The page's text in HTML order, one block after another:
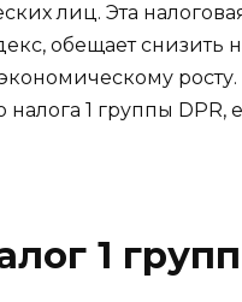
лиц. Эта
обещает снизить
росту.
1 группы DPR,
1